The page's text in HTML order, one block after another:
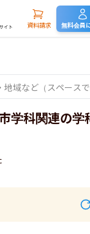
資料請求 無料会員
学科関連の学